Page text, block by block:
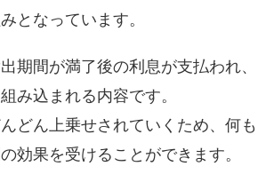
となっています。
期間が満了後の利息が支払われ、
み込まれる内容です。
どん上乗せされていくため、何も
効果を受けることができます。